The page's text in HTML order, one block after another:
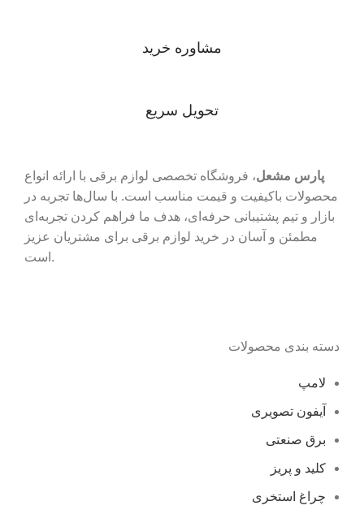
مشاوره خرید
تحویل سریع
پارس مشعل، فروشگاه تخصصی لوازم برقی با ارائه انواع
محصولات باکیفیت و قیمت مناسب است. با سال‌ها تجربه در
بازار و تیم پشتیبانی حرفه‌ای، هدف ما فراهم کردن تجربه‌ای
مطمئن و آسان در خرید لوازم برقی برای مشتریان عزیز
است.
دسته بندی محصولات
لامپ
آیفون تصویری
برق صنعتی
کلید و پریز
چراغ استخری